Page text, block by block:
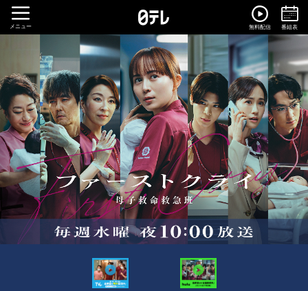
メニュー 無料配信 番組表